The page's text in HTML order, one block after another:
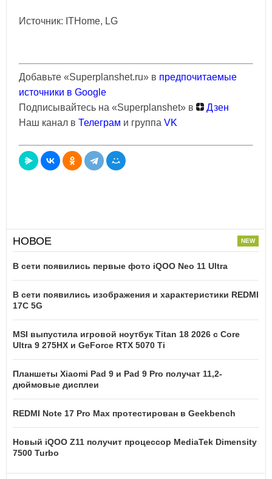
Источник: ITHome, LG
Добавьте «Superplanshet.ru» в предпочитаемые
источники в Google
Подписывайтесь на «Superplanshet» в
Дзен
Наш канал в Телеграм и группа VK
НОВОЕ
В сети появились первые фото iQOO Neo 11 Ultra
В сети появились изображения и характеристики REDMI
17C 5G
MSI выпустила игровой ноутбук Titan 18 2026 с Core
Ultra 9 275HX и GeForce RTX 5070 Ti
Планшеты Xiaomi Pad 9 и Pad 9 Pro получат 11,2-
дюймовые дисплеи
REDMI Note 17 Pro Max протестирован в Geekbench
Новый iQOO Z11 получит процессор MediaTek Dimensity
7500 Turbo